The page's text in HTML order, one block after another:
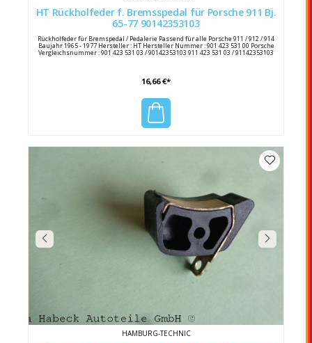
HT Rückholfeder f. Bremsspedal für Porsche 911 Bj.
65-77 90142353103
Rückholfeder für Bremspedal / Pedalerie Passend für alle Porsche 911 / 912 / 914
Baujahr 1965 - 1977 Hersteller : HT Hersteller Nummer : 901 423 531 00 Porsche
Vergleichsnummer : 901 423 531 03 / 90142353103 911 423 531 03 / 91142353103
16,66 €*
HAMBURG-TECHNIC